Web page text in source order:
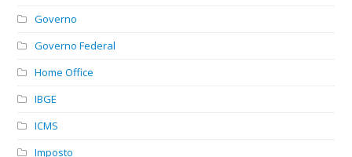
Governo
Governo Federal
Home Office
IBGE
ICMS
Imposto